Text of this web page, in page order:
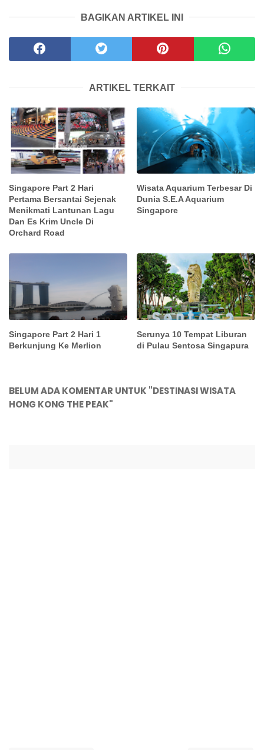
BAGIKAN ARTIKEL INI
ARTIKEL TERKAIT
Singapore Part 2 Hari
Pertama Bersantai Sejenak
Menikmati Lantunan Lagu
Dan Es Krim Uncle Di
Orchard Road
Wisata Aquarium Terbesar Di
Dunia S.E.A Aquarium
Singapore
Singapore Part 2 Hari 1
Berkunjung Ke Merlion
Serunya 10 Tempat Liburan
di Pulau Sentosa Singapura
BELUM ADA KOMENTAR UNTUK "DESTINASI WISATA
HONG KONG THE PEAK"